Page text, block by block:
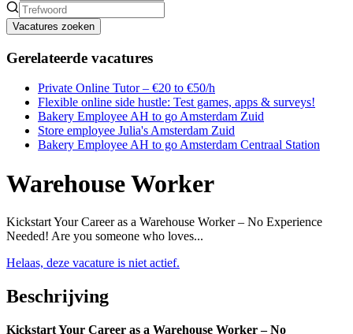
Vacatures zoeken
Gerelateerde vacatures
Private Online Tutor – €20 to €50/h
Flexible online side hustle: Test games, apps & surveys!
Bakery Employee AH to go Amsterdam Zuid
Store employee Julia's Amsterdam Zuid
Bakery Employee AH to go Amsterdam Centraal Station
Warehouse Worker
Kickstart Your Career as a Warehouse Worker – No Experience
Needed! Are you someone who loves...
Helaas, deze vacature is niet actief.
Beschrijving
Kickstart Your Career as a Warehouse Worker – No